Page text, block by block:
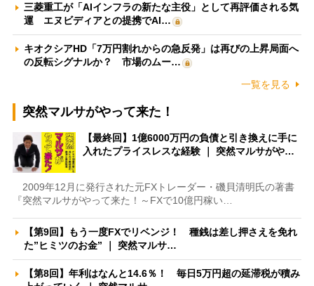
三菱重工が「AIインフラの新たな主役」として再評価される気
運 エヌビディアとの提携でAI…
キオクシアHD「7万円割れからの急反発」は再びの上昇局面へ
の反転シグナルか？ 市場のムー…
一覧を見る
突然マルサがやって来た！
【最終回】1億6000万円の負債と引き換えに手に
入れたプライスレスな経験 ｜ 突然マルサがや…
2009年12月に発行された元FXトレーダー・磯貝清明氏の著書
『突然マルサがやって来た！～FXで10億円稼い…
【第9回】もう一度FXでリベンジ！ 種銭は差し押さえを免れ
た”ヒミツのお金” ｜ 突然マルサ…
【第8回】年利はなんと14.6％！ 毎日5万円超の延滞税が積み